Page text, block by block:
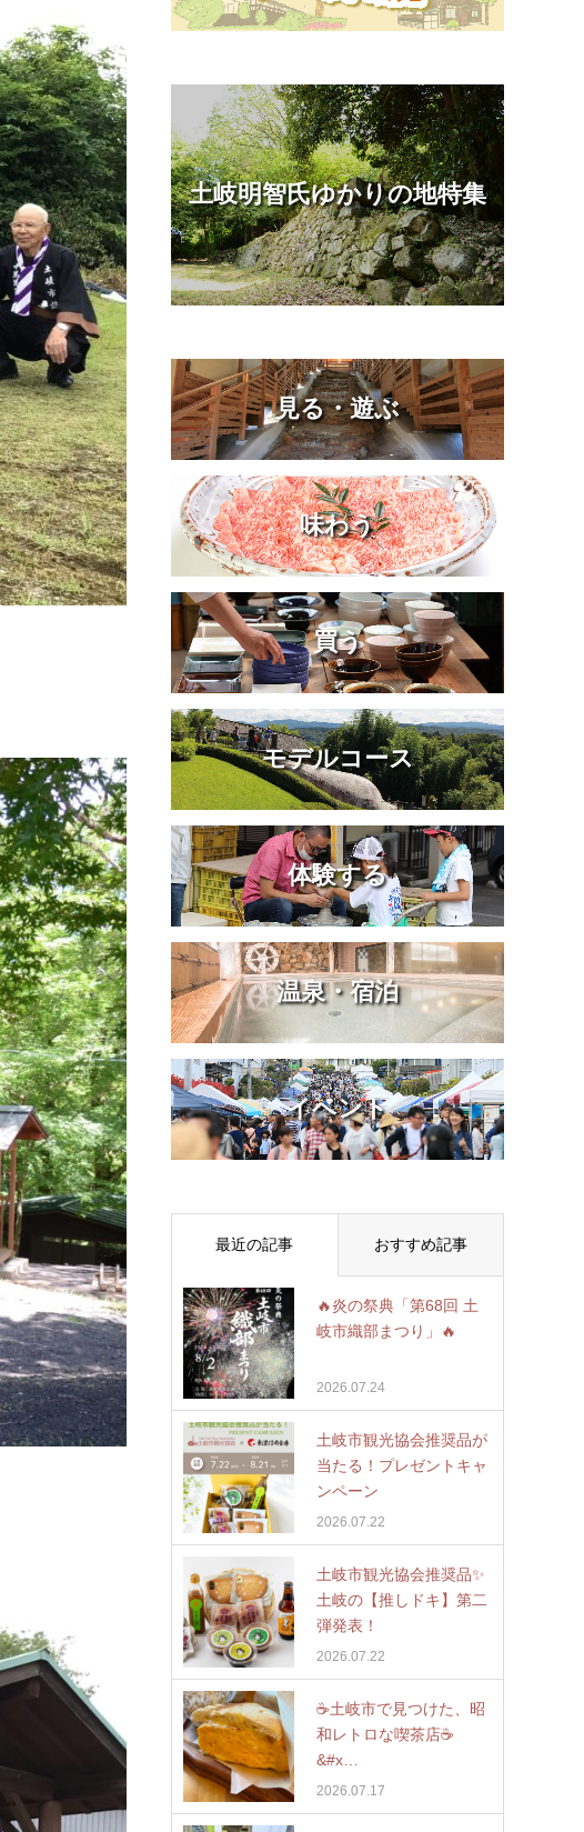
土岐明智氏ゆかりの地特集
見る・遊ぶ
味わう
買う
モデルコース
体験する
温泉・宿泊
イベント
最近の記事 おすすめ記事
🔥炎の祭典「第68回 土
岐市織部まつり」🔥
2026.07.24
土岐市観光協会推奨品が
当たる！プレゼントキャ
ンペーン
2026.07.22
土岐市観光協会推奨品✨
土岐の【推しドキ】第二
弾発表！
2026.07.22
☕️土岐市で見つけた、昭
和レトロな喫茶店☕
&#x…
2026.07.17